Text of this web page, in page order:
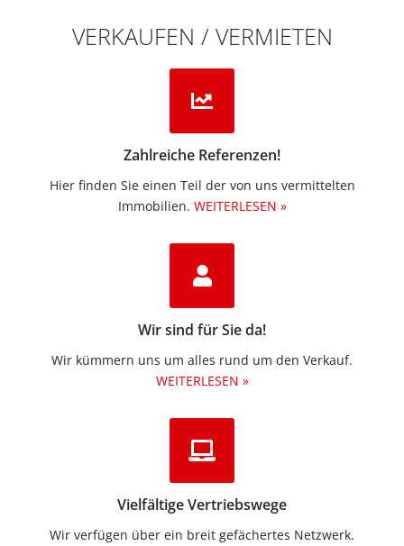
VERKAUFEN / VERMIETEN
Zahlreiche Referenzen!
Hier finden Sie einen Teil der von uns vermittelten
Immobilien.​ WEITERLESEN »
Wir sind für Sie da!
Wir kümmern uns um alles rund um den Verkauf.
WEITERLESEN »
Vielfältige Vertriebswege
Wir verfügen über ein breit gefächertes Netzwerk.